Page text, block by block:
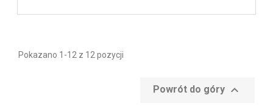
Pokazano 1-12 z 12 pozycji
Powrót do góry 